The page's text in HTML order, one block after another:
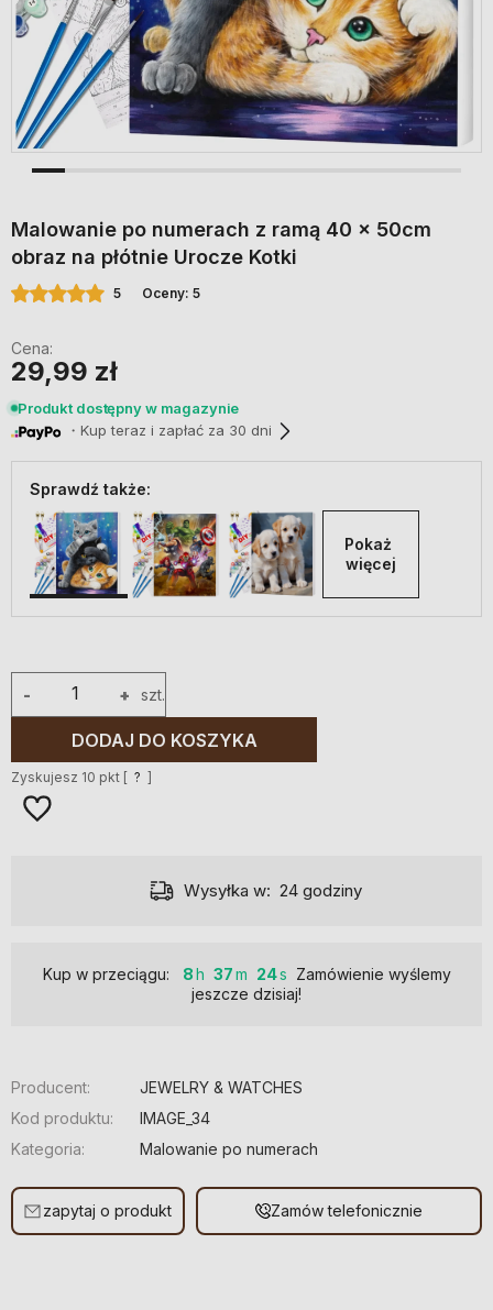
Malowanie po numerach z ramą 40 x 50cm
obraz na płótnie Urocze Kotki
5 Oceny: 5
Cena:
29,99 zł
Produkt dostępny w magazynie
・Kup teraz i zapłać za 30 dni
Sprawdź także:
Pokaż
więcej
+
- szt.
DODAJ DO KOSZYKA
Zyskujesz 10 pkt [ ? ]
Wysyłka w: 24 godziny
Kup w przeciągu: 8 37 23
Zamówienie wyślemy
jeszcze dzisiaj!
Producent:
JEWELRY & WATCHES
Kod produktu:
IMAGE_34
Kategoria:
Malowanie po numerach
zapytaj o produkt Zamów telefonicznie